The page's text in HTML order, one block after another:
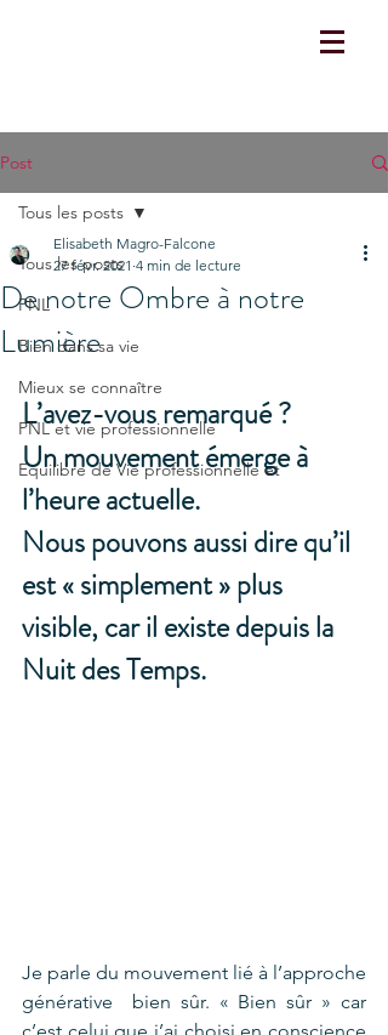
Post
Tous les posts
PNL
Bien dans sa vie
Mieux se connaître
PNL et vie professionnelle
Equilibre de Vie professionnelle et
Tous les posts
De notre Ombre à notre
Lumière
Elisabeth Magro-Falcone
27 févr. 2021 4 min de lecture
L’avez-vous remarqué ?
Un mouvement émerge à
l’heure actuelle.
Nous pouvons aussi dire qu’il
est « simplement » plus
visible, car il existe depuis la
Nuit des Temps.
Je parle du mouvement lié à l’approche
générative  bien sûr. « Bien sûr » car